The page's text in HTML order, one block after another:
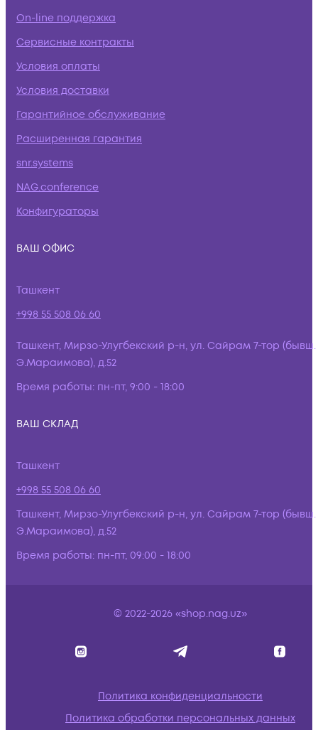
On-line поддержка
Сервисные контракты
Условия оплаты
Условия доставки
Гарантийное обслуживание
Расширенная гарантия
snr.systems
NAG.conference
Конфигураторы
ВАШ ОФИС
Ташкент
+998 55 508 06 60
Ташкент, Мирзо-Улугбекский р-н, ул. Сайрам 7-тор (бывш.
Э.Мараимова), д.52
Время работы: пн-пт, 9:00 - 18:00
ВАШ СКЛАД
Ташкент
+998 55 508 06 60
Ташкент, Мирзо-Улугбекский р-н, ул. Сайрам 7-тор (бывш.
Э.Мараимова), д.52
Время работы: пн-пт, 09:00 - 18:00
© 2022-2026 «shop.nag.uz»
Политика конфиденциальности
Политика обработки персональных данных